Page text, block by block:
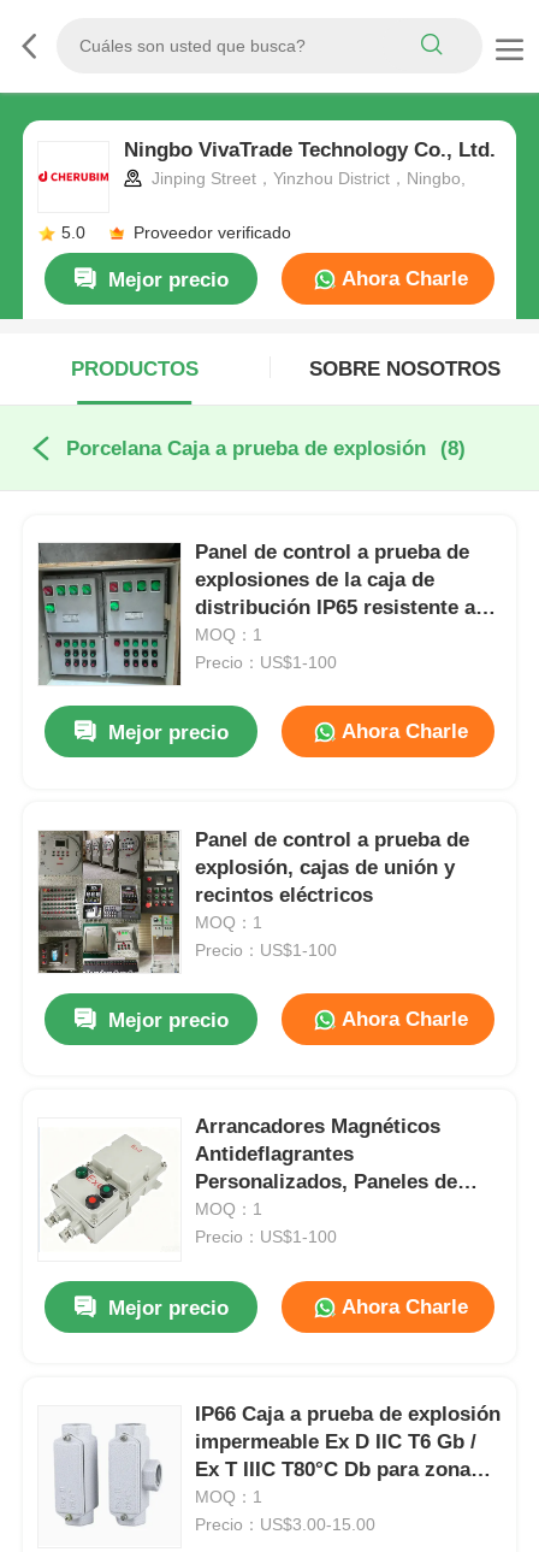
Ningbo VivaTrade Technology Co., Ltd.
Jinping Street，Yinzhou District，Ningbo,
5.0 Proveedor verificado
Mejor precio Ahora Charle
PRODUCTOS SOBRE NOSOTROS
Porcelana Caja a prueba de explosión (8)
Panel de control a prueba de
explosiones de la caja de
distribución IP65 resistente a la
corrosión
MOQ：1
Precio：US$1-100
Mejor precio Ahora Charle
Panel de control a prueba de
explosión, cajas de unión y
recintos eléctricos
MOQ：1
Precio：US$1-100
Mejor precio Ahora Charle
Arrancadores Magnéticos
Antideflagrantes
Personalizados, Paneles de
Control de Motores y Cajas de
Control de Bombas de Agua
MOQ：1
Precio：US$1-100
Mejor precio Ahora Charle
IP66 Caja a prueba de explosión
impermeable Ex D IIC T6 Gb /
Ex T IIIC T80°C Db para zonas
peligrosas
MOQ：1
Precio：US$3.00-15.00